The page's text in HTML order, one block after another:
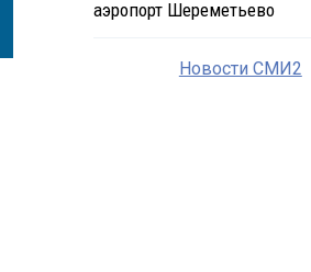
аэропорт Шереметьево
Новости СМИ2